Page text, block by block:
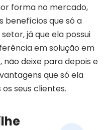
forma no mercado,
benefícios que só a
já que ela possui
em solução em
deixe para depois e
que só ela
seus clientes.